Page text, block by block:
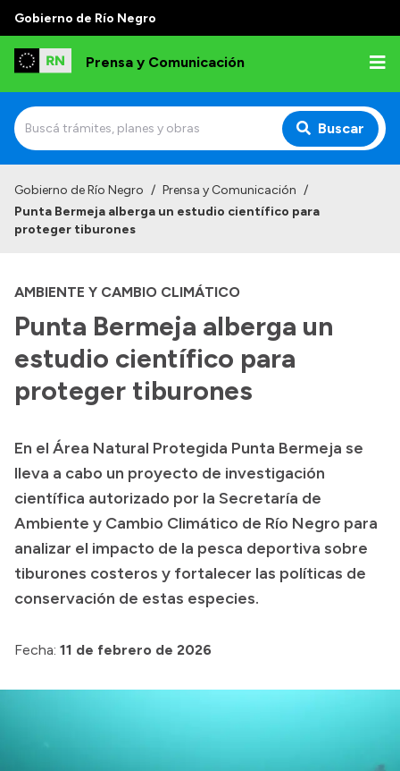
Gobierno de Río Negro
Prensa y Comunicación
Buscar
Institucional
Referentes de prensa
Archivo de noticias
Transparencia
Presupuesto
Boletín Oficial
Compras y licitaciones
Consulta de expedientes
Consulta de pago a proveedores
Convocatorias
Intranet
Gobierno de Río Negro / Prensa y Comunicación /
Punta Bermeja alberga un estudio científico para
proteger tiburones
AMBIENTE Y CAMBIO CLIMÁTICO
Punta Bermeja alberga un
estudio científico para
proteger tiburones
En el Área Natural Protegida Punta Bermeja se
lleva a cabo un proyecto de investigación
científica autorizado por la Secretaría de
Ambiente y Cambio Climático de Río Negro para
analizar el impacto de la pesca deportiva sobre
tiburones costeros y fortalecer las políticas de
conservación de estas especies.
Fecha: 11 de febrero de 2026